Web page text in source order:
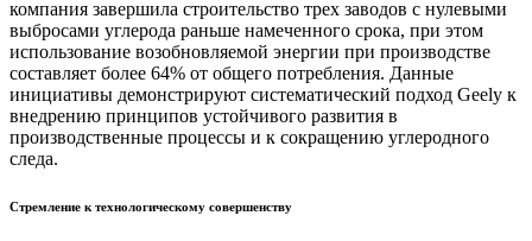
компания завершила строительство трех заводов с нулевыми
выбросами углерода раньше намеченного срока, при этом
использование возобновляемой энергии при производстве
составляет более 64% от общего потребления. Данные
инициативы демонстрируют систематический подход Geely к
внедрению принципов устойчивого развития в
производственные процессы и к сокращению углеродного
следа.
Стремление к технологическому совершенству